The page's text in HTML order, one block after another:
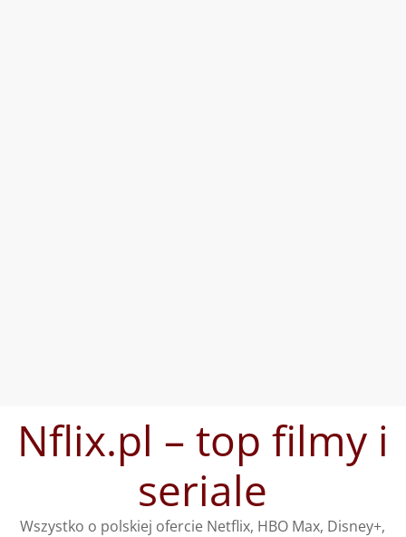
treściNflix.pl – top filmy i
seriale
Wszystko o polskiej ofercie Netflix, HBO Max, Disney+,